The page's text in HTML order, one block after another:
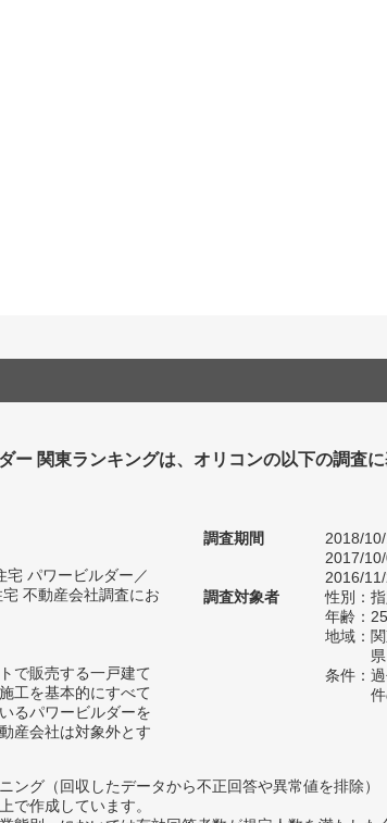
ー 関東ランキングは、オリコンの以下の調査
宅 パワービルダー／
不動産会社調査にお
で販売する一戸建て
工を基本的にすべて
るパワービルダーを
産会社は対象外とす
調査期間
2018/
2017/
2016/
調査対象者
性別：
年齢：
地域：
条件：
グ（回収したデータから不正回答や異常値を排除）
で作成しています。